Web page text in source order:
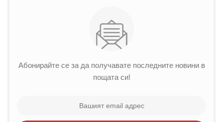
Абонирайте се за да получавате последните новини в
пощата си!